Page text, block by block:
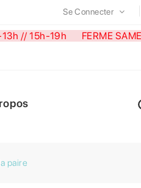
Se Connecter
13h // 15h-19h FERME
paire